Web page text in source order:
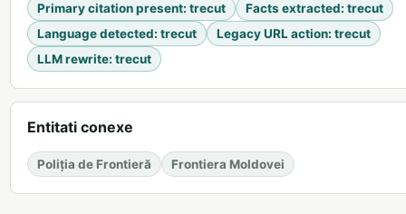
Primary citation present: trecut Facts extracted: trecut
Language detected: trecut Legacy URL action: trecut
LLM rewrite: trecut
Entitati conexe
Poliția de Frontieră Frontiera Moldovei